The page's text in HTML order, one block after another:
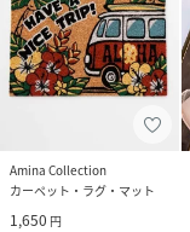
Amina Collection
カーペット・ラグ・マット
1,650 円